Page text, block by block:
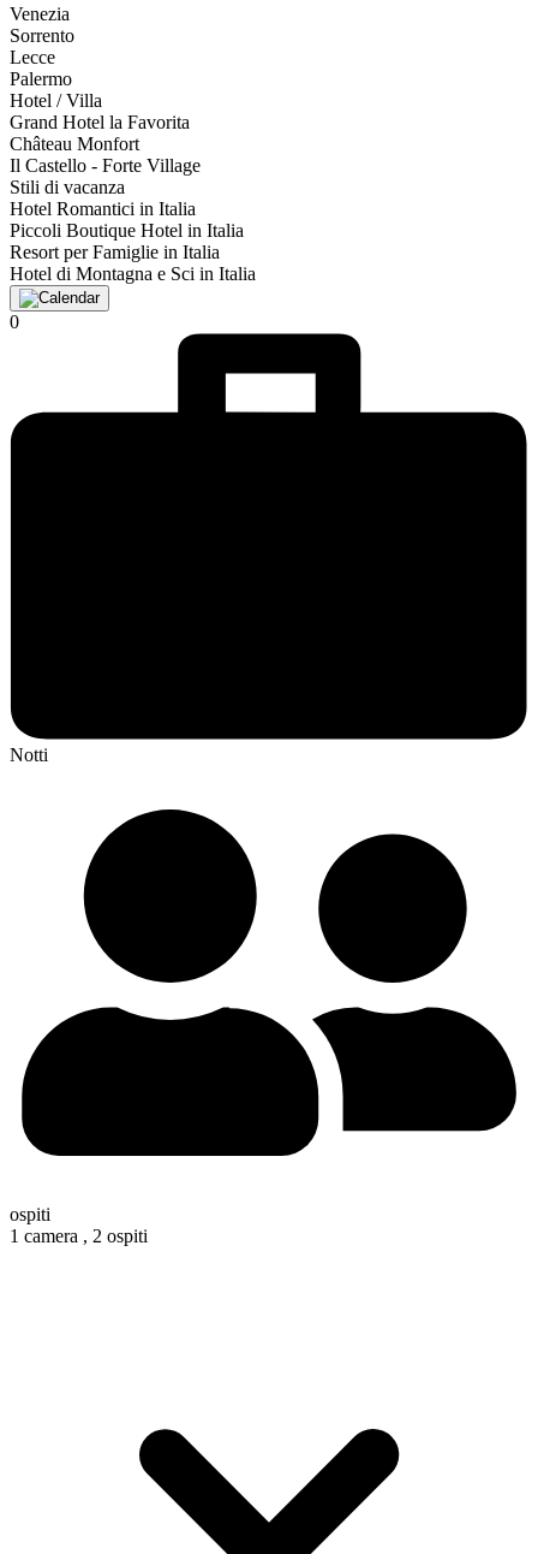
Venezia
Sorrento
Lecce
Palermo
Hotel / Villa
Grand Hotel la Favorita
Château Monfort
Il Castello - Forte Village
Stili di vacanza
Hotel Romantici in Italia
Piccoli Boutique Hotel in Italia
Resort per Famiglie in Italia
Hotel di Montagna e Sci in Italia
0
Notti
ospiti
1 camera , 2 ospiti